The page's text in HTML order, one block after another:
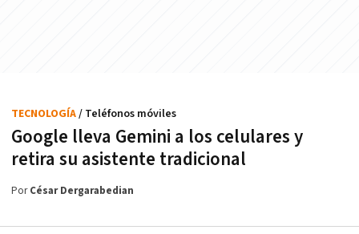
Google lleva Gemini a los celulares y
retira su asistente tradicional
TECNOLOGÍA/ Teléfonos móviles
PorCésar Dergarabedian